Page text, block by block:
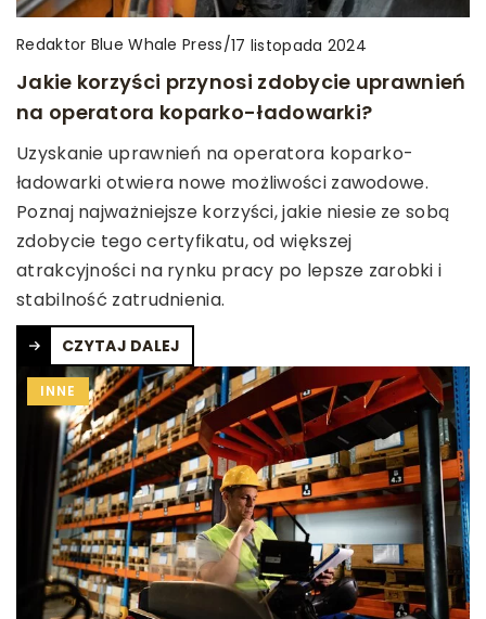
Redaktor Blue Whale Press/17 listopada 2024
Jakie korzyści przynosi zdobycie uprawnień
na operatora koparko-ładowarki?
Uzyskanie uprawnień na operatora koparko-
ładowarki otwiera nowe możliwości zawodowe.
Poznaj najważniejsze korzyści, jakie niesie ze sobą
zdobycie tego certyfikatu, od większej
atrakcyjności na rynku pracy po lepsze zarobki i
stabilność zatrudnienia.
CZYTAJ DALEJ
INNE